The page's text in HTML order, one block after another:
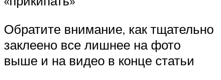
Обратите внимание, как тщательно
заклеено все лишнее на фото
выше и на видео в конце статьи